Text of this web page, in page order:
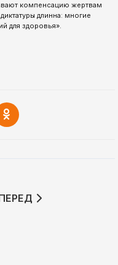
компенсацию жертвам
длинна: многие
для здоровья».
ВНОВЬУДАРЫ